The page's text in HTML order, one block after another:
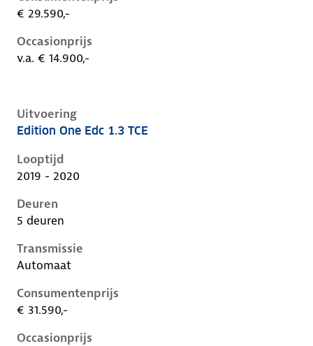
€ 29.590,-
Occasionprijs
v.a. € 14.900,-
Uitvoering
Renault Captur ii, 1.3 tce, 96 kW, Benzine, 5 deuren
Edition One Edc 1.3 TCE
Looptijd
2019 - 2020
Deuren
5 deuren
Transmissie
Automaat
Consumentenprijs
€ 31.590,-
Occasionprijs